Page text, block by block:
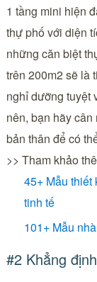
1 tầng mini hiện
thự phố với diện
những căn biệt
trên 200m2 sẽ là
nghỉ dưỡng tuyệt
nên, bạn hãy
bản thân để có
>> Tham khảo
45+ Mẫu thiết
tinh tế
101+ Mẫu
#2 Khẳng